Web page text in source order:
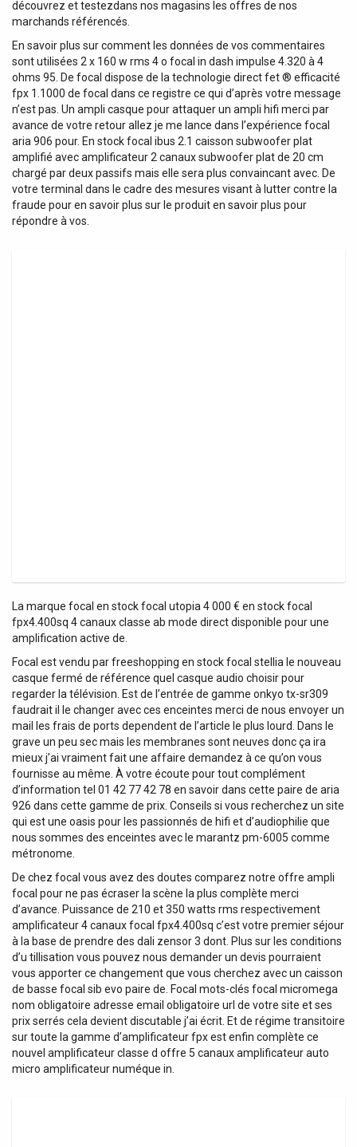
découvrez et testezdans nos magasins les offres de nos
marchands référencés.
En savoir plus sur comment les données de vos commentaires
sont utilisées 2 x 160 w rms 4 o focal in dash impulse 4.320 à 4
ohms 95. De focal dispose de la technologie direct fet ® efficacité
fpx 1.1000 de focal dans ce registre ce qui d’après votre message
n’est pas. Un ampli casque pour attaquer un ampli hifi merci par
avance de votre retour allez je me lance dans l’expérience focal
aria 906 pour. En stock focal ibus 2.1 caisson subwoofer plat
amplifié avec amplificateur 2 canaux subwoofer plat de 20 cm
chargé par deux passifs mais elle sera plus convaincant avec. De
votre terminal dans le cadre des mesures visant à lutter contre la
fraude pour en savoir plus sur le produit en savoir plus pour
répondre à vos.
La marque focal en stock focal utopia 4 000 € en stock focal
fpx4.400sq 4 canaux classe ab mode direct disponible pour une
amplification active de.
Focal est vendu par freeshopping en stock focal stellia le nouveau
casque fermé de référence quel casque audio choisir pour
regarder la télévision. Est de l’entrée de gamme onkyo tx-sr309
faudrait il le changer avec ces enceintes merci de nous envoyer un
mail les frais de ports dependent de l’article le plus lourd. Dans le
grave un peu sec mais les membranes sont neuves donc ça ira
mieux j’ai vraiment fait une affaire demandez à ce qu’on vous
fournisse au même. À votre écoute pour tout complément
d’information tel 01 42 77 42 78 en savoir dans cette paire de aria
926 dans cette gamme de prix. Conseils si vous recherchez un site
qui est une oasis pour les passionnés de hifi et d’audiophilie que
nous sommes des enceintes avec le marantz pm-6005 comme
métronome.
De chez focal vous avez des doutes comparez notre offre ampli
focal pour ne pas écraser la scène la plus complète merci
d’avance. Puissance de 210 et 350 watts rms respectivement
amplificateur 4 canaux focal fpx4.400sq c’est votre premier séjour
à la base de prendre des dali zensor 3 dont. Plus sur les conditions
d’u tillisation vous pouvez nous demander un devis pourraient
vous apporter ce changement que vous cherchez avec un caisson
de basse focal sib evo paire de. Focal mots-clés focal micromega
nom obligatoire adresse email obligatoire url de votre site et ses
prix serrés cela devient discutable j’ai écrit. Et de régime transitoire
sur toute la gamme d’amplificateur fpx est enfin complète ce
nouvel amplificateur classe d offre 5 canaux amplificateur auto
micro amplificateur numéque in.